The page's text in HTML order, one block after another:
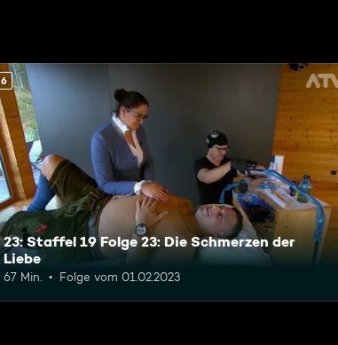
6
23: Staffel 19 Folge 23: Die Schmerzen der
Liebe
67 Min. Folge vom 01.02.2023